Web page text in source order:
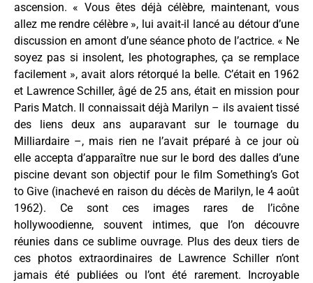
ascension. « Vous êtes déjà célèbre, maintenant, vous
allez me rendre célèbre », lui avait-il lancé au détour d’une
discussion en amont d’une séance photo de l’actrice. « Ne
soyez pas si insolent, les photographes, ça se remplace
facilement », avait alors rétorqué la belle. C’était en 1962
et Lawrence Schiller, âgé de 25 ans, était en mission pour
Paris Match. Il connaissait déjà Marilyn – ils avaient tissé
des liens deux ans auparavant sur le tournage du
Milliardaire –, mais rien ne l’avait préparé à ce jour où
elle accepta d’apparaître nue sur le bord des dalles d’une
piscine devant son objectif pour le film Something’s Got
to Give (inachevé en raison du décès de Marilyn, le 4 août
1962). Ce sont ces images rares de l’icône
hollywoodienne, souvent intimes, que l’on découvre
réunies dans ce sublime ouvrage. Plus des deux tiers de
ces photos extraordinaires de Lawrence Schiller n’ont
jamais été publiées ou l’ont été rarement. Incroyable